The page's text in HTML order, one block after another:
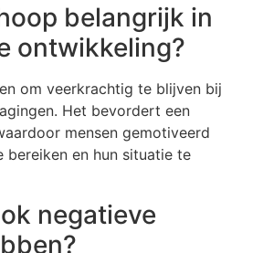
belangrijk in
ontwikkeling?
om veerkrachtig te blijven bij
Het bevordert een
mensen gemotiveerd
bereiken en hun situatie te
negatieve